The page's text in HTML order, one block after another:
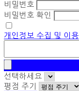
비밀번호
비밀번호 확인
개인정보 수집 및 이용
선택하세요
평점 주기